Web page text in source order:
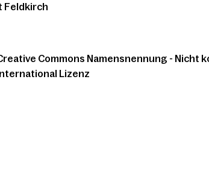
Feldkirch
Commons Namensnennung - Nicht
Lizenz